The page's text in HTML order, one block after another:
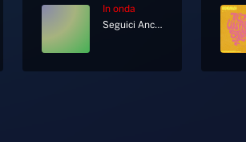
In onda
Seguici Anche In Diretta Tv Al Canale 11 E 730 Di Sky